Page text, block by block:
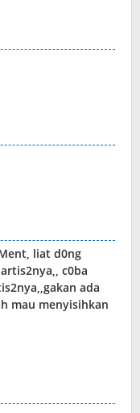
liat d0ng
c0ba
ada
mau menyisihkan